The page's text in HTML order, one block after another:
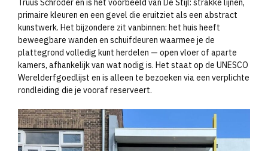
Truus Schröder en is hét voorbeeld van De Stijl: strakke lijnen,
primaire kleuren en een gevel die eruitziet als een abstract
kunstwerk. Het bijzondere zit vanbinnen: het huis heeft
beweegbare wanden en schuifdeuren waarmee je de
plattegrond volledig kunt herdelen — open vloer of aparte
kamers, afhankelijk van wat nodig is. Het staat op de UNESCO
Werelderfgoedlijst en is alleen te bezoeken via een verplichte
rondleiding die je vooraf reserveert.